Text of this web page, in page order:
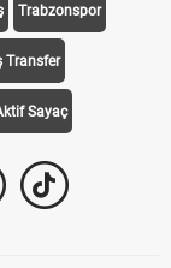
Trabzonspor
Transfer
Sayaç